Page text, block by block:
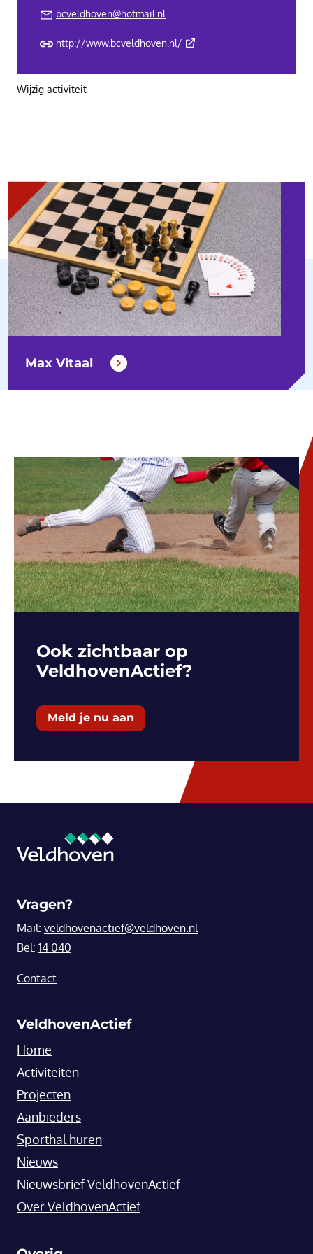
bcveldhoven@hotmail.nl
http://www.bcveldhoven.nl/ (Deze link gaat naar een
Wijzig activiteit
Max Vitaal
Ook zichtbaar op
VeldhovenActief?
Meld je nu aan
Vragen?
Mail: veldhovenactief@veldhoven.nl
Bel: 14 040
Contact
VeldhovenActief
Home
Activiteiten
Projecten
Aanbieders
Sporthal huren
Nieuws
Nieuwsbrief VeldhovenActief
Over VeldhovenActief